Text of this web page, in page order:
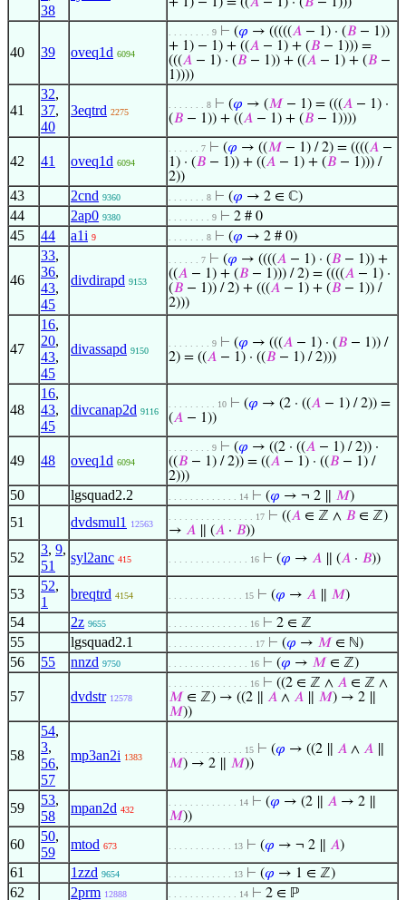
38
40 39 oveq1d 6094
. . . . . . . . 9 ⊢ (𝜑 → (((((𝐴 − 1) · (𝐵 − 1))
+ 1) − 1) + ((𝐴 − 1) + (𝐵 − 1))) =
(((𝐴 − 1) · (𝐵 − 1)) + ((𝐴 − 1) + (𝐵 −
1))))
41
32,
37,
40
3eqtrd 2275
. . . . . . . 8 ⊢ (𝜑 → (𝑀 − 1) = (((𝐴 − 1) ·
(𝐵 − 1)) + ((𝐴 − 1) + (𝐵 − 1))))
42 41 oveq1d 6094
. . . . . . 7 ⊢ (𝜑 → ((𝑀 − 1) / 2) = ((((𝐴 −
1) · (𝐵 − 1)) + ((𝐴 − 1) + (𝐵 − 1))) /
2))
43 2cnd 9360 . . . . . . . 8 ⊢ (𝜑 → 2 ∈ ℂ)
44 2ap0 9380 . . . . . . . . 9 ⊢ 2 # 0
45 44 a1i 9 . . . . . . . 8 ⊢ (𝜑 → 2 # 0)
46
33,
36,
43,
45
divdirapd 9153
. . . . . . 7 ⊢ (𝜑 → ((((𝐴 − 1) · (𝐵 − 1)) +
((𝐴 − 1) + (𝐵 − 1))) / 2) = ((((𝐴 − 1) ·
(𝐵 − 1)) / 2) + (((𝐴 − 1) + (𝐵 − 1)) /
2)))
47
16,
20,
43,
45
divassapd 9150
. . . . . . . . 9 ⊢ (𝜑 → (((𝐴 − 1) · (𝐵 − 1)) /
2) = ((𝐴 − 1) · ((𝐵 − 1) / 2)))
48
16,
43,
45
divcanap2d 9116
. . . . . . . . . 10 ⊢ (𝜑 → (2 · ((𝐴 − 1) / 2)) =
(𝐴 − 1))
49 48 oveq1d 6094
. . . . . . . . 9 ⊢ (𝜑 → ((2 · ((𝐴 − 1) / 2)) ·
((𝐵 − 1) / 2)) = ((𝐴 − 1) · ((𝐵 − 1) /
2)))
50 lgsquad2.2 . . . . . . . . . . . . . 14 ⊢ (𝜑 → ¬ 2 ∥ 𝑀)
51 dvdsmul1 12563
. . . . . . . . . . . . . . . . 17 ⊢ ((𝐴 ∈ ℤ ∧ 𝐵 ∈ ℤ)
→ 𝐴 ∥ (𝐴 · 𝐵))
52
3, 9,
51
syl2anc 415 . . . . . . . . . . . . . . . 16 ⊢ (𝜑 → 𝐴 ∥ (𝐴 · 𝐵))
53
52,
1
breqtrd 4154 . . . . . . . . . . . . . . 15 ⊢ (𝜑 → 𝐴 𝑀)
54 2z 9655 . . . . . . . . . . . . . . . 16 ⊢ 2 ∈ ℤ
55 lgsquad2.1 . . . . . . . . . . . . . . . . 17 ⊢ (𝜑 → 𝑀 ∈ ℕ)
56 55 nnzd 9750 . . . . . . . . . . . . . . . 16 ⊢ (𝜑 → 𝑀 ∈ ℤ)
57 dvdstr 12578
. . . . . . . . . . . . . . . 16 ⊢ ((2 ∈ ℤ ∧ 𝐴 ∈ ℤ ∧
𝑀 ∈ ℤ) → ((2 ∥ 𝐴 ∧ 𝐴 𝑀) → 2 ∥
𝑀))
58
54,
3,
56,
57
mp3an2i 1383
. . . . . . . . . . . . . . 15 ⊢ (𝜑 → ((2 ∥ 𝐴 ∧ 𝐴
𝑀) → 2 ∥ 𝑀))
59
53,
58
mpan2d 432
. . . . . . . . . . . . . 14 ⊢ (𝜑 → (2 ∥ 𝐴 → 2 ∥
𝑀))
60
50,
59
mtod 673 . . . . . . . . . . . . 13 ⊢ (𝜑 → ¬ 2 ∥ 𝐴)
61 1zzd 9654 . . . . . . . . . . . . 13 ⊢ (𝜑 → 1 ∈ ℤ)
62 2prm 12888 . . . . . . . . . . . . . 14 ⊢ 2 ∈ ℙ